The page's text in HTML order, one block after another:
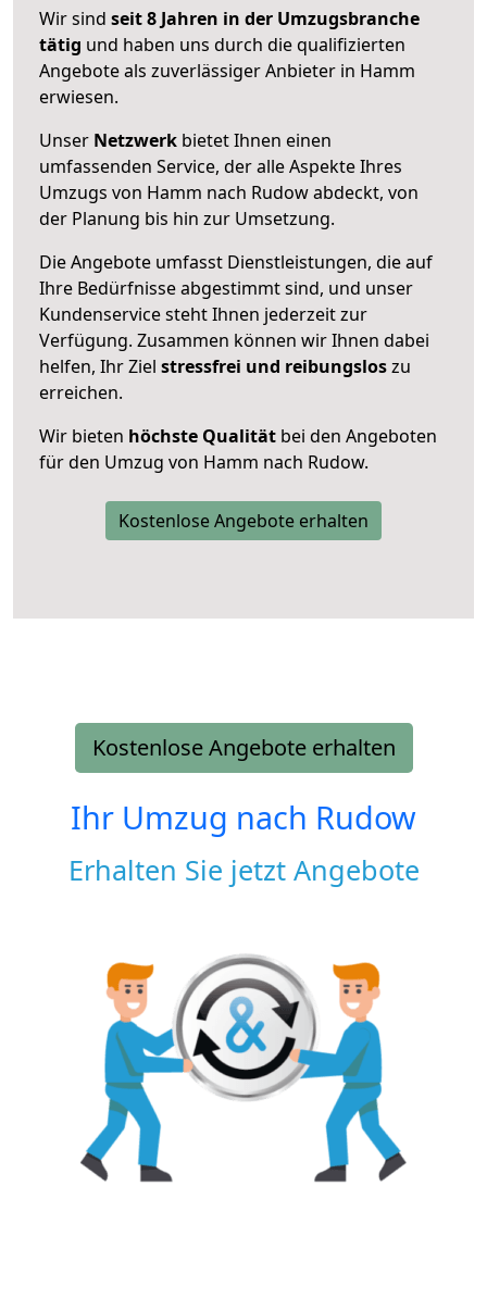
Wir sind seit 8 Jahren in der Umzugsbranche
tätig und haben uns durch die qualifizierten
Angebote als zuverlässiger Anbieter in Hamm
erwiesen.
Unser Netzwerk bietet Ihnen einen
umfassenden Service, der alle Aspekte Ihres
Umzugs von Hamm nach Rudow abdeckt, von
der Planung bis hin zur Umsetzung.
Die Angebote umfasst Dienstleistungen, die auf
Ihre Bedürfnisse abgestimmt sind, und unser
Kundenservice steht Ihnen jederzeit zur
Verfügung. Zusammen können wir Ihnen dabei
helfen, Ihr Ziel stressfrei und reibungsloszu
erreichen.
Wir bieten höchste Qualität bei den Angeboten
für den Umzug von Hamm nach Rudow.
Kostenlose Angebote erhalten
Kostenlose Angebote erhalten
Ihr Umzug nach Rudow
Erhalten Sie jetzt Angebote